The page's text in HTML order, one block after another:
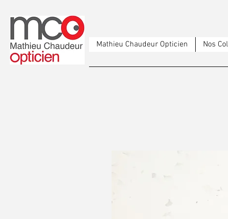
Mathieu Chaudeur Opticien Nos